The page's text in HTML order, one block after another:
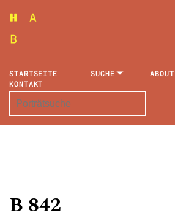
STARTSEITE SUCHE
ABOUT
KONTAKT
B 842